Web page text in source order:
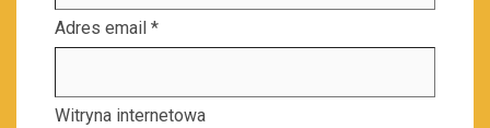
Adres email *
Witryna internetowa